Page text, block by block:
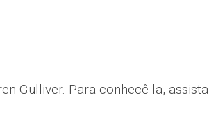
Gulliver. Para conhecê-la, assista